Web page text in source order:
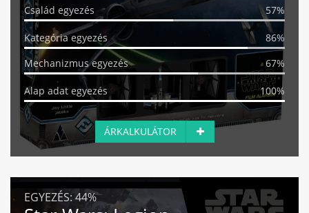
Család egyezés 57%
Kategória egyezés
86%
Mechanizmus egyezés
67%
Alap adat egyezés 100%
ÁRKALKULÁTOR
EGYEZÉS: 44%